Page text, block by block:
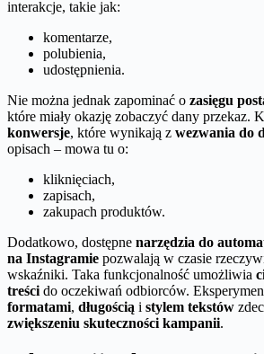
interakcje, takie jak:
komentarze,
polubienia,
udostępnienia.
Nie można jednak zapominać o zasięgu
które miały okazję zobaczyć dany przekaz.
konwersje, które wynikają z wezwania do
opisach – mowa tu o:
kliknięciach,
zapisach,
zakupach produktów.
Dodatkowo, dostępne narzędzia do
na Instagramie pozwalają w czasie
wskaźniki. Taka funkcjonalność umożliwia
treści do oczekiwań odbiorców.
formatami, długością i stylem tekstów
zwiększeniu skuteczności kampanii.